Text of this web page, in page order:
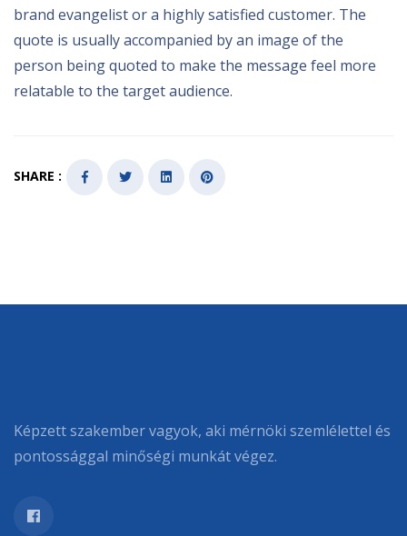
brand evangelist or a highly satisfied customer. The
quote is usually accompanied by an image of the
person being quoted to make the message feel more
relatable to the target audience.
SHARE :
Képzett szakember vagyok, aki mérnöki szemlélettel és
pontossággal minőségi munkát végez.